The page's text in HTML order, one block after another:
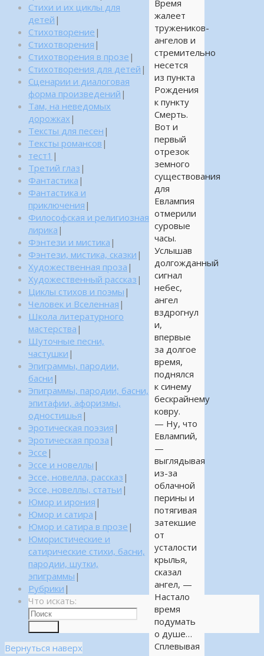
Время
жалеет
тружеников-
ангелов и
стремительно
несется
из пункта
Рождения
к пункту
Смерть.
Вот и
первый
отрезок
земного
существования
для
Евлампия
отмерили
суровые
часы.
Услышав
долгожданный
сигнал
небес,
ангел
вздрогнул
и,
впервые
за долгое
время,
поднялся
к синему
бескрайнему
ковру.
— Ну, что
Евлампий,
—
выглядывая
из-за
облачной
перины и
потягивая
затекшие
от
усталости
крылья,
сказал
ангел, —
Настало
время
подумать
о душе…
Сплевывая
Стихи и их циклы для
детей |
Стихотворение |
Стихотворения |
Стихотворения в прозе |
Стихотворения для детей |
Сценарии и диалоговая
форма произведений |
Там, на неведомых
дорожках |
Тексты для песен |
Тексты романсов |
тест1 |
Третий глаз |
Фантастика |
Фантастика и
приключения |
Философская и религиозная
лирика |
Фэнтези и мистика |
Фэнтези, мистика, сказки |
Художественная проза |
Художественный рассказ |
Циклы стихов и поэмы |
Человек и Вселенная |
Школа литературного
мастерства |
Шуточные песни,
частушки |
Эпиграммы, пародии,
басни |
Эпиграммы, пародии, басни,
эпитафии, афоризмы,
одностишья |
Эротическая поэзия |
Эротическая проза |
Эссе |
Эссе и новеллы |
Эссе, новелла, рассказ |
Эссе, новеллы, статьи |
Юмор и ирония |
Юмор и сатира |
Юмор и сатира в прозе |
Юмористические и
сатирические стихи, басни,
пародии, шутки,
эпиграммы |
Рубрики |
Что искать:
Вернуться наверх